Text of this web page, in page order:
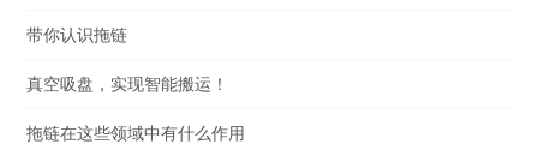
带你认识拖链
真空吸盘，实现智能搬运！
拖链在这些领域中有什么作用